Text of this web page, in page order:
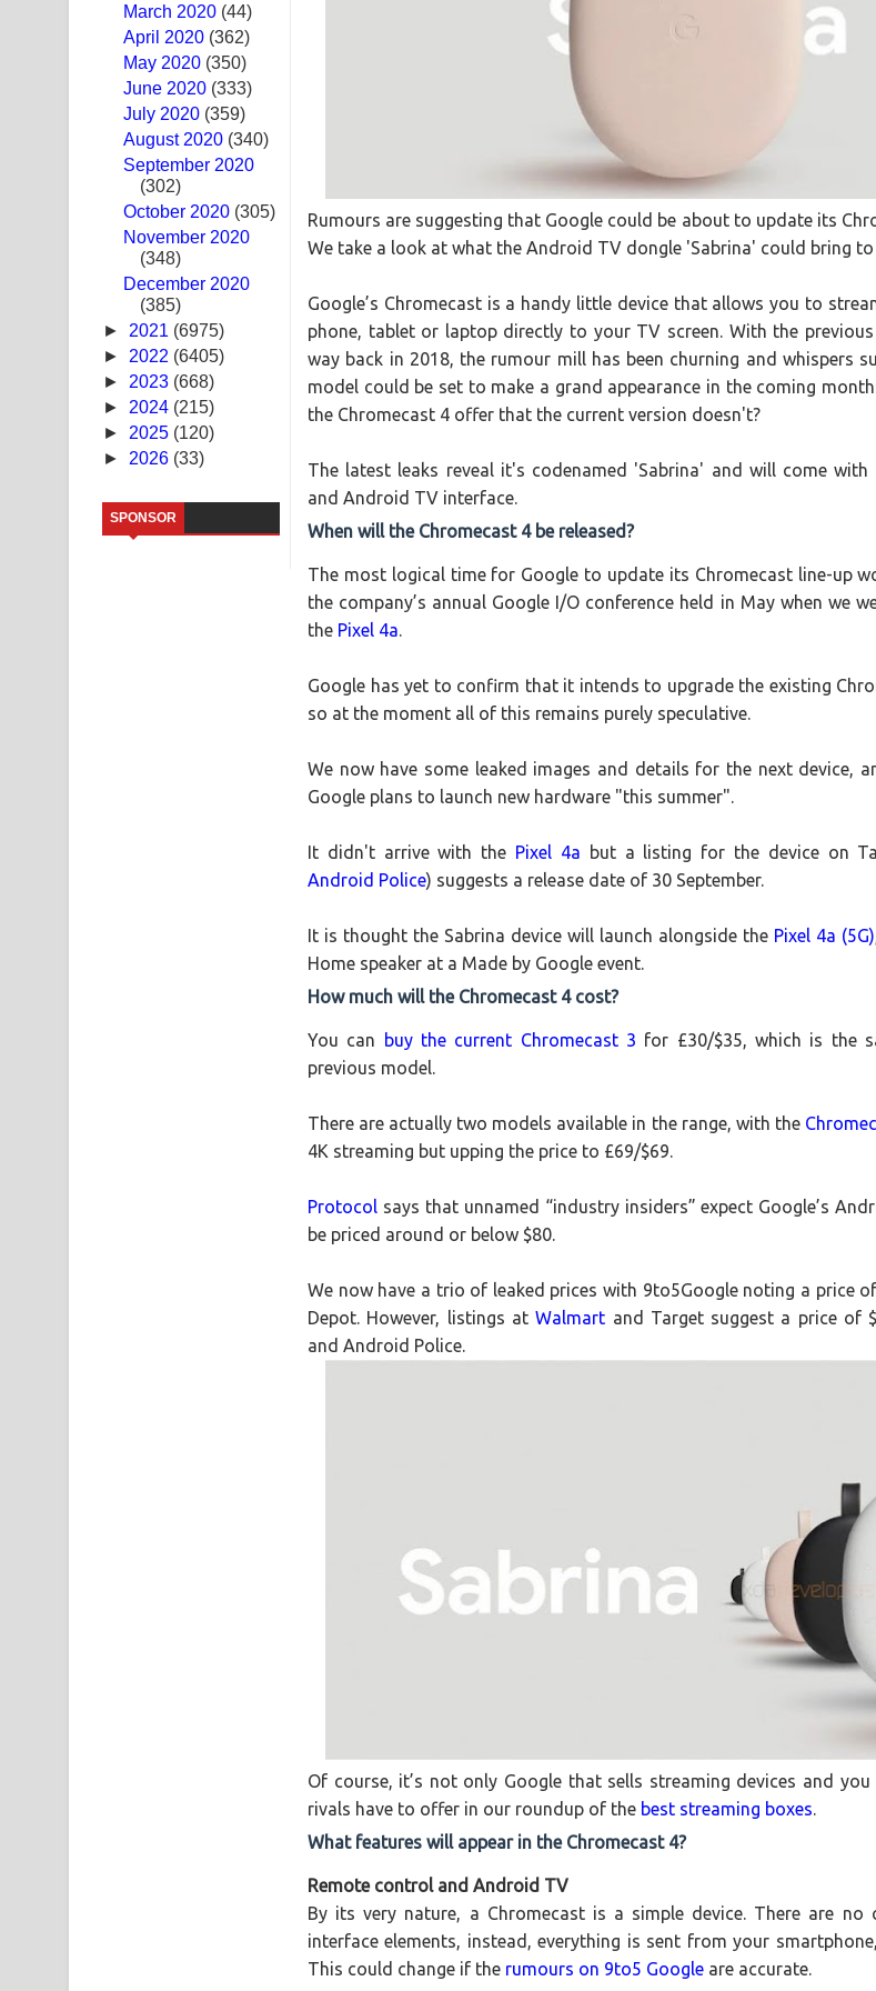
Swetha Sande Song Lyrics - ශ්වේත සඳේ ගීතයේ පද පෙළ
Ma Igili Giya Lyrics - මා ඉගිලී ගියා ගීතයේ පද පෙළ
Ras Balan Song Lyrics - රැස් බලන් ගීතයේ පද පෙළ
Awanken Song Lyrics - අවංකෙන් ගීතයේ පද පෙළ
Pa Sina Song Lyrics - පෑ සිනා ගීතයේ පද පෙළ
Pemwanthiye Song Lyrics - පෙම්වන්තියේ ගීතයේ පද පෙළ
Manobhawa Song Lyrics - මනෝභව ගීතයේ පද පෙළ
Akahe Indala Song Lyrics - ආකාහේ ඉඳලා ගීතයේ පද පෙළ
Raawaya Song Lyrics - රාවය ගීතයේ පද පෙළ
Saddeta Denna Song Lyrics - සද්දෙට දෙන්න ගීතයේ පද පෙළ
Aramuna Song Lyrics - අරමුණ ගීතයේ පද පෙළ
Sihina Song Lyrics - සිහින ගීතයේ පද පෙළ
Dannawada Mawa Song Lyrics - දන්නවාද මාව ගීතයේ පද පෙළ
March 2020 (44)
April 2020 (362)
May 2020 (350)
June 2020 (333)
July 2020 (359)
August 2020 (340)
September 2020
(302)
October 2020 (305)
November 2020
(348)
December 2020
(385)
► 2021 (6975)
► 2022 (6405)
► 2023 (668)
► 2024 (215)
► 2025 (120)
► 2026 (33)
SPONSOR
Rumours are suggesting that Google could be about to update its
We take a look at what the Android TV dongle 'Sabrina' could bring
Google’s Chromecast is a handy little device that allows you to
phone, tablet or laptop directly to your TV screen. With the
way back in 2018, the rumour mill has been churning and whispers
model could be set to make a grand appearance in the coming
the Chromecast 4 offer that the current version doesn't?
The latest leaks reveal it's codenamed 'Sabrina' and will come with
and Android TV interface.
When will the Chromecast 4 be released?
The most logical time for Google to update its Chromecast line-up
the company’s annual Google I/O conference held in May when we
the Pixel 4a
Google has yet to confirm that it intends to upgrade the existing
so at the moment all of this remains purely speculative.
We now have some leaked images and details for the next device,
Google plans to launch new hardware "this summer".
It didn't arrive with the Pixel 4a but a listing for the device on
Android Police) suggests a release date of 30 September.
It is thought the Sabrina device will launch alongside the Pixel 4a (5G)
Home speaker at a Made by Google event.
How much will the Chromecast 4 cost?
You can buy the current Chromecast 3 for £30/$35, which is the
previous model.
There are actually two models available in the range, with the
4K streaming but upping the price to £69/$69.
Protocol
says that unnamed “industry insiders” expect Google’s
be priced around or below $80.
We now have a trio of leaked prices with 9to5Google noting a price
Depot. However, listings atWalmart and Target suggest a price of
and Android Police.
Of course, it’s not only Google that sells streaming devices and
rivals have to offer in our roundup of the best streaming boxes.
What features will appear in the Chromecast 4?
Remote control and Android TV
By its very nature, a Chromecast is a simple device. There are
interface elements, instead, everything is sent from your
This could change if the rumours on 9to5 Google are accurate.